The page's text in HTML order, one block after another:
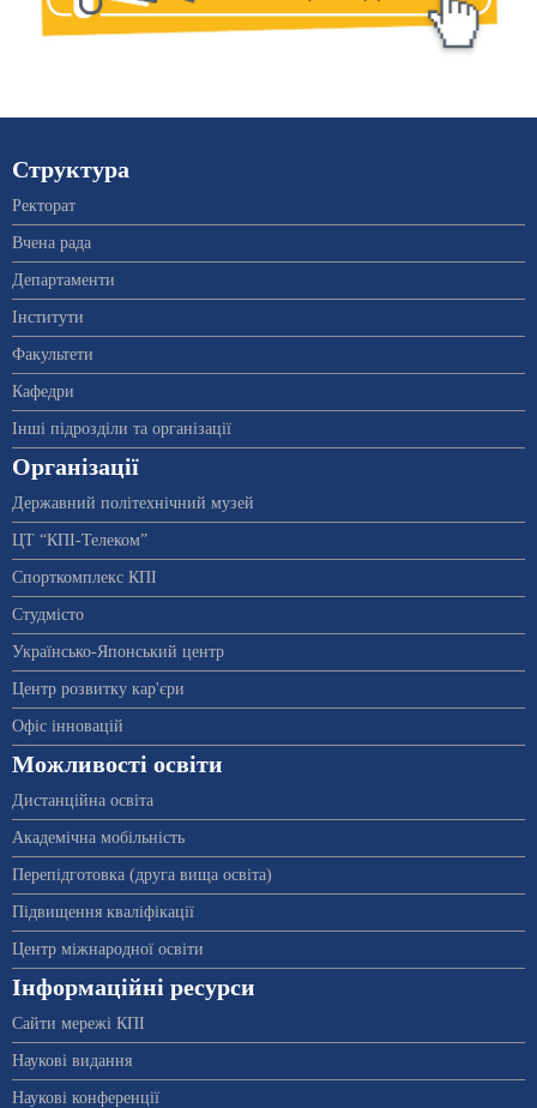
Структура
Ректорат
Вчена рада
Департаменти
Інститути
Факультети
Кафедри
Інші підрозділи та організації
Організації
Державний політехнічний музей
ЦТ “КПІ-Телеком”
Спорткомплекс КПІ
Студмісто
Українсько-Японський центр
Центр розвитку кар'єри
Офіс інновацій
Можливості освіти
Дистанційна освіта
Академічна мобільність
Перепідготовка (друга вища освіта)
Підвищення кваліфікації
Центр міжнародної освіти
Інформаційні ресурси
Сайти мережі КПІ
Наукові видання
Наукові конференції